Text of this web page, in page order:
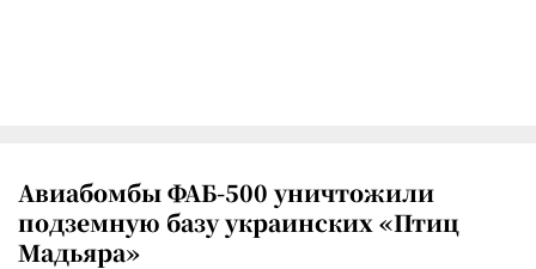
Авиабомбы ФАБ-500 уничтожили
подземную базу украинских «Птиц
Мадьяра»